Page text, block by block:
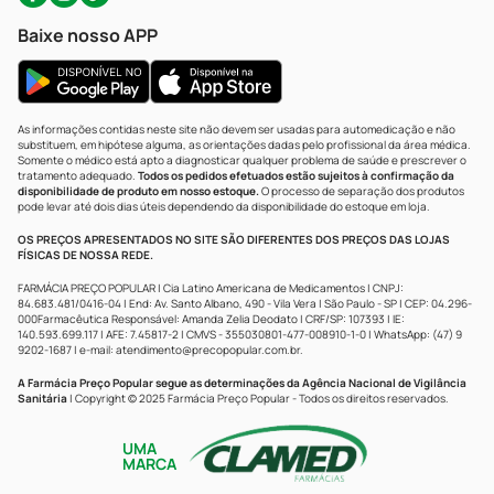
Baixe nosso APP
As informações contidas neste site não devem ser usadas para automedicação e não
substituem, em hipótese alguma, as orientações dadas pelo profissional da área médica.
Somente o médico está apto a diagnosticar qualquer problema de saúde e prescrever o
tratamento adequado. Todos os pedidos efetuados estão sujeitos à confirmação da
disponibilidade de produto em nosso estoque.O processo de separação dos produtos
pode levar até dois dias úteis dependendo da disponibilidade do estoque em loja.
OS PREÇOS APRESENTADOS NO SITE SÃO DIFERENTES DOS PREÇOS DAS LOJAS
FÍSICAS DE NOSSA REDE.
FARMÁCIA PREÇO POPULAR | Cia Latino Americana de Medicamentos | CNPJ:
84.683.481/0416-04 | End: Av. Santo Albano, 490 - Vila Vera | São Paulo - SP | CEP: 04.296-
000Farmacêutica Responsável: Amanda Zelia Deodato | CRF/SP: 107393 | IE:
140.593.699.117 | AFE: 7.45817-2 | CMVS - 355030801-477-008910-1-0 | WhatsApp: (47) 9
9202-1687 | e-mail: atendimento@precopopular.com.br.
A Farmácia Preço Popular segue as determinações da Agência Nacional de Vigilância
Sanitária | Copyright © 2025 Farmácia Preço Popular - Todos os direitos reservados.
UMA
MARCA